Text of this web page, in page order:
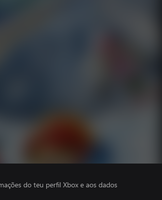
do teu perfil Xbox e aos dados